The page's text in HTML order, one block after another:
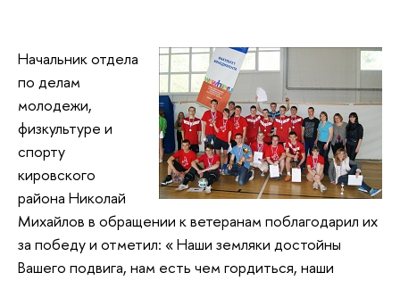
Начальник отдела
по делам
молодежи,
физкультуре и
спорту
кировского
района Николай
Михайлов в обращении к ветеранам поблагодарил их
за победу и отметил: « Наши земляки достойны
Вашего подвига, нам есть чем гордиться, наши